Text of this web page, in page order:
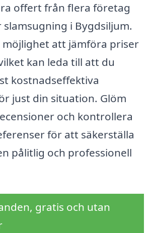
offert från flera företag
i Bygdsiljum.
möjlighet att jämföra priser
kan leda till att du
kostnadseffektiva
just din situation. Glöm
och kontrollera
för att säkerställa
pålitlig och professionell
gratis och utan